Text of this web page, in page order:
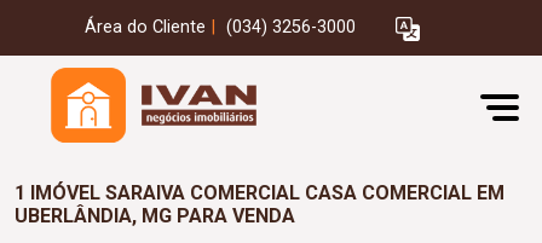
Área do Cliente (034) 3256-3000
1 IMÓVEL SARAIVA COMERCIAL CASA COMERCIAL EM
UBERLÂNDIA, MG PARA VENDA